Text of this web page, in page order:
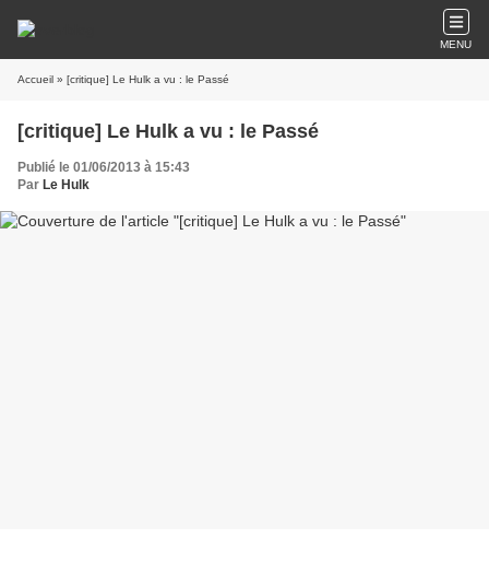
MENU
Accueil » [critique] Le Hulk a vu : le Passé
[critique] Le Hulk a vu : le Passé
Publié le 01/06/2013 à 15:43
Par Le Hulk